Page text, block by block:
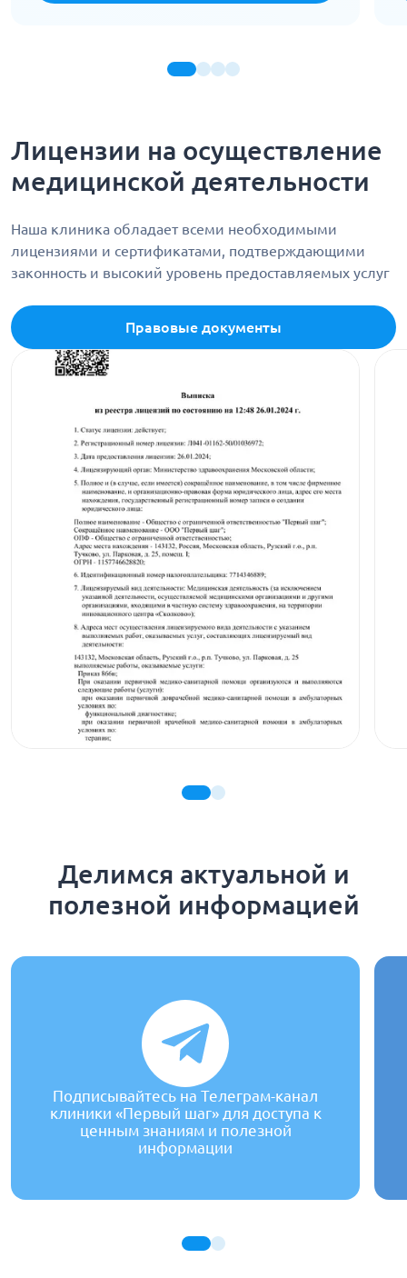
Лицензии на осуществление
медицинской деятельности
Наша клиника обладает всеми необходимыми
лицензиями и сертификатами, подтверждающими
законность и высокий уровень предоставляемых услуг
Правовые документы
Делимся актуальной и
полезной информацией
Подписывайтесь на Телеграм-канал
клиники «Первый шаг» для доступа к
ценным знаниям и полезной
информации